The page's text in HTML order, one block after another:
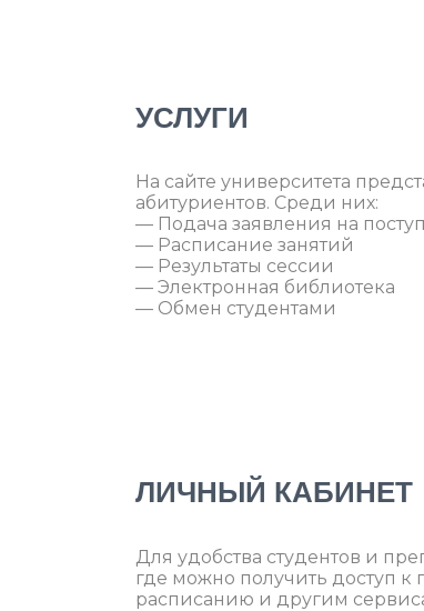
УСЛУГИ
На сайте университета
абитуриентов. Среди них:
— Подача заявления на
— Расписание занятий
— Результаты сессии
— Электронная библиотека
— Обмен студентами
ЛИЧНЫЙ КАБИНЕТ
Для удобства студентов и
где можно получить доступ
расписанию и другим